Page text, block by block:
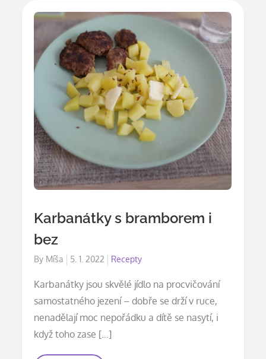
Karbanátky s bramborem i
bez
By Míša
Posted
5. 1. 2022 Recepty
Karbanátky jsou skvělé jídlo na procvičování
samostatného jezení – dobře se drží v ruce,
nenadělají moc nepořádku a dítě se nasytí, i
když toho zase […]